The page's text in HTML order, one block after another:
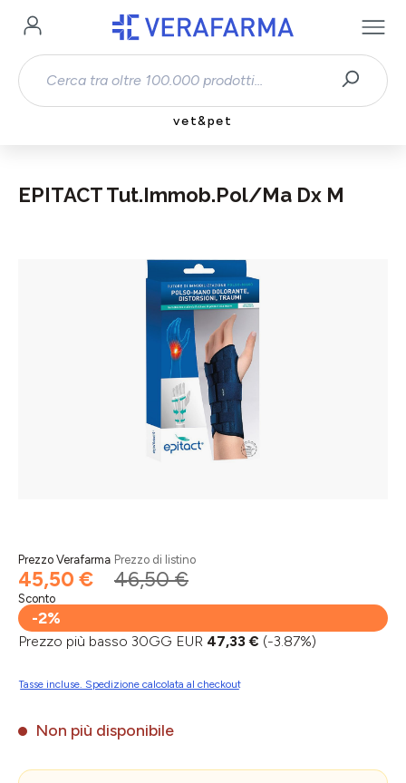
Passa al contenuto principale
vet&pet
EPITACT Tut.Immob.Pol/Ma Dx M
Salta la galleria di immagini
Prezzo Verafarma
45,50 €
Prezzo di listino
46,50 €
Sconto
-2%
Prezzo più basso 30GG EUR 47,33 € (-3.87%)
Tasse incluse. Spedizione calcolata al checkout
Non più disponibile